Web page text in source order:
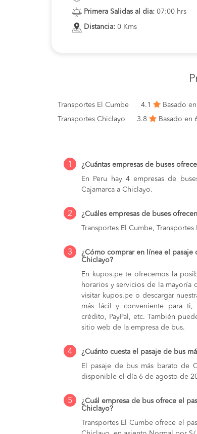
Primera Salidas al dia: 07:00 hrs
Distancia: 0 Kms
Transportes El Cumbe 4.1 Basado
Transportes Chiclayo
3.8 Basado en
1
¿Cuántas empresas de buses
En Peru hay 4 empresas de
Cajamarca a Chiclayo.
2
¿Cuáles empresas de buses
Transportes El Cumbe,
3
¿Cómo comprar en línea el pasaje
Chiclayo?
En kupos.pe te ofrecemos la
horarios y servicios de la mayoría
visitar kupos.pe o descargar
más fácil y conveniente para
crédito, PayPal, etc. También
sitio web de la empresa de bus.
4
¿Cuánto cuesta el pasaje de bus
El pasaje de bus más barato de
disponible el día 6 de agosto de
5
¿Cuál empresa de bus ofrece el
Chiclayo?
Transportes El Cumbe ofrece el